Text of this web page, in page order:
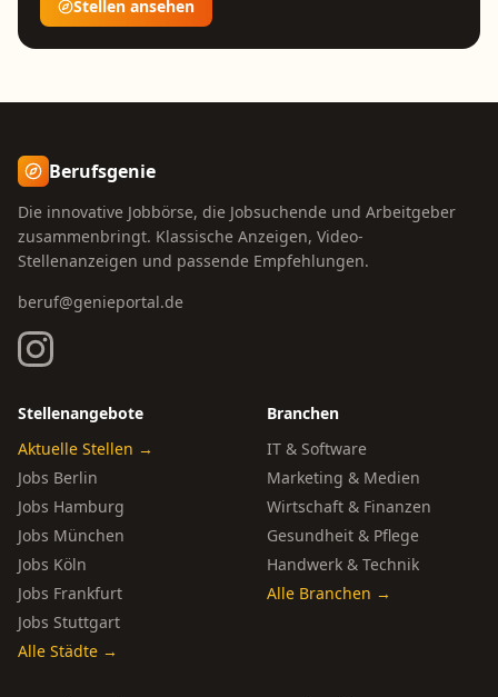
Stellen ansehen
Berufsgenie
Die innovative Jobbörse, die Jobsuchende und Arbeitgeber
zusammenbringt. Klassische Anzeigen, Video-
Stellenanzeigen und passende Empfehlungen.
beruf@genieportal.de
Stellenangebote
Aktuelle Stellen →
Jobs Berlin
Jobs Hamburg
Jobs München
Jobs Köln
Jobs Frankfurt
Jobs Stuttgart
Alle Städte →
Branchen
IT & Software
Marketing & Medien
Wirtschaft & Finanzen
Gesundheit & Pflege
Handwerk & Technik
Alle Branchen →